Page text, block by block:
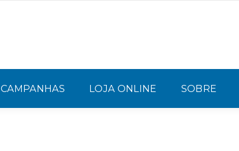
CAMPANHAS LOJA ONLINE SOBRE